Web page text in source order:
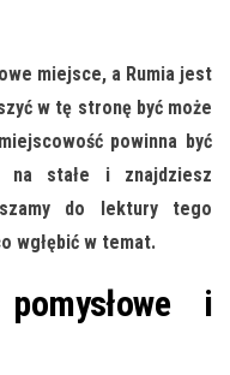
miejsce, a Rumia jest
w tę stronę być może
powinna być
na stałe i znajdziesz
do lektury tego
wgłębić w temat.
i